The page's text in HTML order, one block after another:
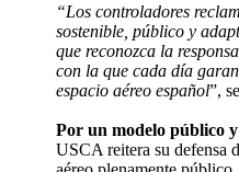
“Los controladores
sostenible, público y
que reconozca la
con la que cada día
espacio aéreo español”,
Por un modelo público
USCA reitera su defensa